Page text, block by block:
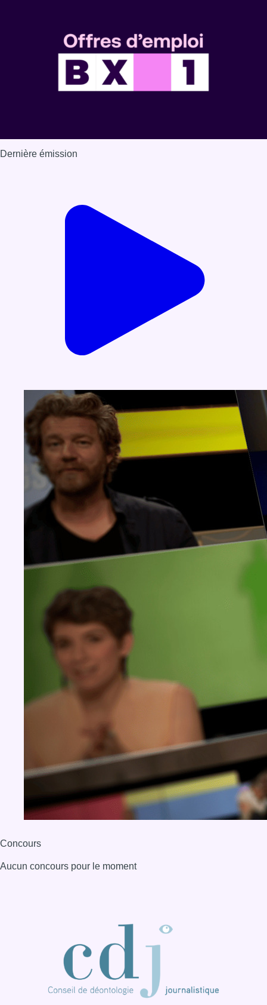
Dernière émission
Concours
Aucun concours pour le moment